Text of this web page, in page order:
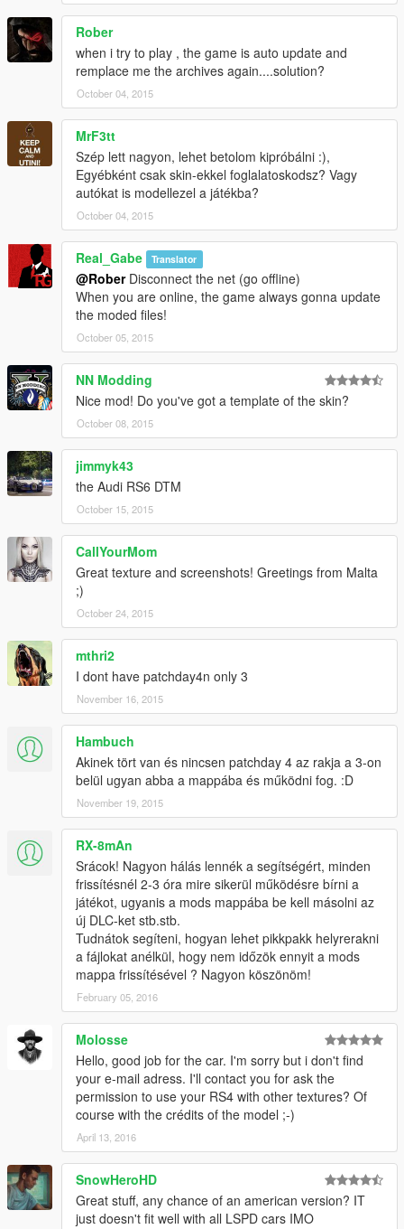
Rober
when i try to play , the game is auto update and
remplace me the archives again....solution?
October 04, 2015
MrF3tt
Szép lett nagyon, lehet betolom kipróbálni :),
Egyébként csak skin-ekkel foglalatoskodsz? Vagy
autókat is modellezel a játékba?
October 04, 2015
Real_Gabe Translator
@RoberDisconnect the net (go offline)
When you are online, the game always gonna update
the moded files!
October 05, 2015
NN Modding
Nice mod! Do you've got a template of the skin?
October 08, 2015
jimmyk43
the Audi RS6 DTM
October 15, 2015
CallYourMom
Great texture and screenshots! Greetings from Malta
;)
October 24, 2015
mthri2
I dont have patchday4n only 3
November 16, 2015
Hambuch
Akinek tört van és nincsen patchday 4 az rakja a 3-on
belül ugyan abba a mappába és működni fog. :D
November 19, 2015
RX-8mAn
Srácok! Nagyon hálás lennék a segítségért, minden
frissítésnél 2-3 óra mire sikerül működésre bírni a
játékot, ugyanis a mods mappába be kell másolni az
új DLC-ket stb.stb.
Tudnátok segíteni, hogyan lehet pikkpakk helyrerakni
a fájlokat anélkül, hogy nem időzök ennyit a mods
mappa frissítésével ? Nagyon köszönöm!
February 05, 2016
Molosse
Hello, good job for the car. I'm sorry but i don't find
your e-mail adress. I'll contact you for ask the
permission to use your RS4 with other textures? Of
course with the crédits of the model ;-)
April 13, 2016
SnowHeroHD
Great stuff, any chance of an american version? IT
just doesn't fit well with all LSPD cars IMO